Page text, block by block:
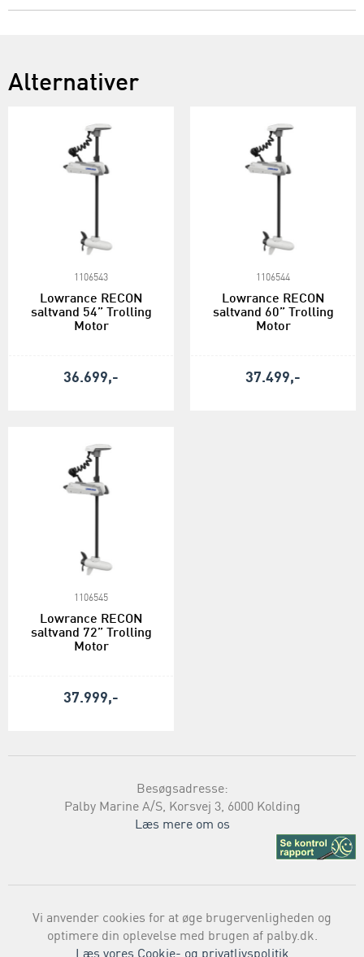
Alternativer
1106543
Lowrance RECON
saltvand 54” Trolling
Motor
36.699,-
1106544
Lowrance RECON
saltvand 60” Trolling
Motor
37.499,-
1106545
Lowrance RECON
saltvand 72” Trolling
Motor
37.999,-
Besøgsadresse:
Palby Marine A/S, Korsvej 3, 6000 Kolding
Læs mere om os
Vi anvender cookies for at øge brugervenligheden og
optimere din oplevelse med brugen af palby.dk.
Læs vores Cookie- og privatlivspolitik